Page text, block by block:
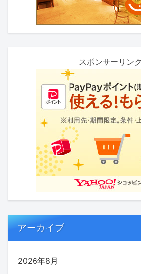
スポンサーリンク
アーカイブ
2026年8月